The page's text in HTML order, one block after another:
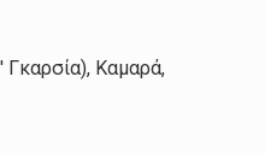
Γκαρσία), Καμαρά,